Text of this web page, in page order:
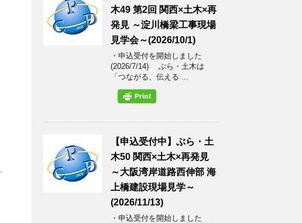
木49 第2回 関西×土木×再
発見 ～淀川橋梁工事現場
見学会～(2026/10/1)
・申込受付を開始しました
(2026/7/14) ぶら・土木は
「つながる、伝える ...
【申込受付中】ぶら・土
木50 関西×土木×再発見
～大阪湾岸道路西伸部 海
上橋建設現場見学～
(2026/11/13)
・申込受付を開始しました